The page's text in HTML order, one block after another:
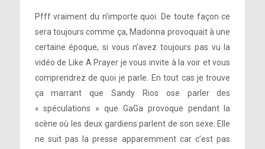
Pfff vraiment du n’importe quoi. De toute façon ce
sera toujours comme ça, Madonna provoquait à une
certaine époque, si vous n’avez toujours pas vu la
vidéo de Like A Prayer je vous invite à la voir et vous
comprendrez de quoi je parle. En tout cas je trouve
ça marrant que Sandy Rios ose parler des
« spéculations » que GaGa provoque pendant la
scène où les deux gardiens parlent de son sexe. Elle
ne suit pas la presse apparemment car c’est pas